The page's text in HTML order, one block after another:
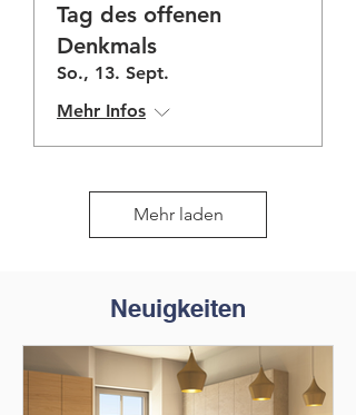
Tag des offenen
Denkmals
So., 13. Sept.
Mehr Infos
Mehr laden
Neuigkeiten